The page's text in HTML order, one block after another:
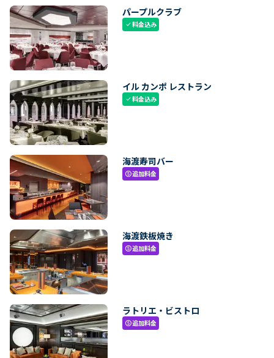
パープルクラブ
check料金込み
イル カンポ レストラン
check料金込み
海渡寿司バー
paid追加料金
海渡鉄板焼き
paid追加料金
ラトリエ・ビストロ
paid追加料金